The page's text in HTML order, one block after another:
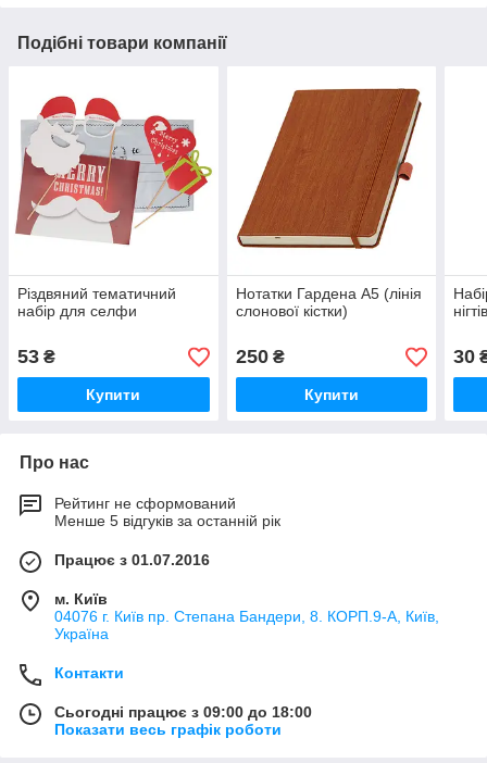
Подібні товари компанії
Різдвяний тематичний
набір для селфи
53 ₴
Купити
Нотатки Гардена А5 (лінія
слонової кістки)
250₴
Купити
30
Про нас
Рейтинг не сформований
Менше 5 відгуків за останній рік
Працює з 01.07.2016
м. Київ
04076 г. Київ пр. Степана Бандери, 8. КОРП.9-А, Київ,
Україна
Контакти
Сьогодні працює з 09:00 до 18:00
Показати весь графік роботи